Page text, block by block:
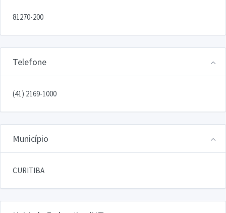
81270-200
Telefone
(41) 2169-1000
Município
CURITIBA